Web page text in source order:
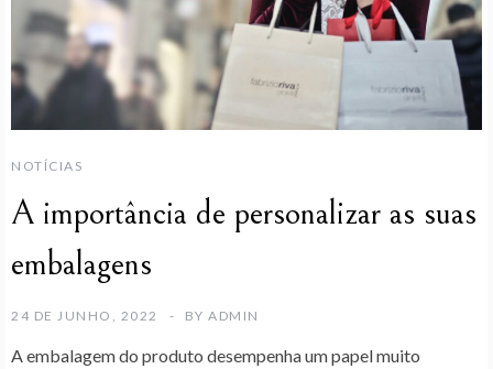
NOTÍCIAS
A importância de personalizar as suas
embalagens
24 DE JUNHO, 2022 BY ADMIN
A embalagem do produto desempenha um papel muito